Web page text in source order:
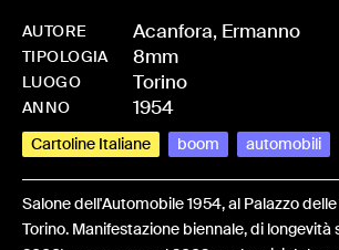
AUTORE Acanfora, Ermanno
TIPOLOGIA 8mm
LUOGO Torino
ANNO 1954
Cartoline Italiane boom automobili
Salone dell'Automobile 1954, al Palazzo
Torino. Manifestazione biennale, di longevità